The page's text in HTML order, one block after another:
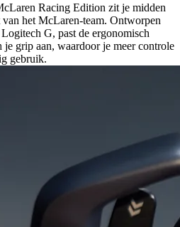
Racing Edition zit je midden
het McLaren-team. Ontworpen
G, past de ergonomisch
je grip aan, waardoor je meer controle
gebruik.